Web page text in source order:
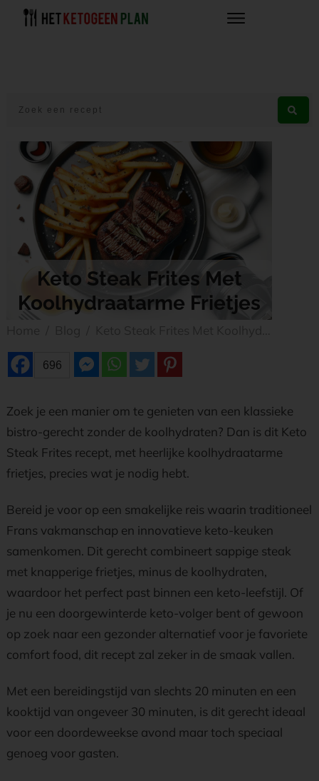
Keto Steak Frites Met
Koolhydraatarme Frietjes
696
Zoek je een manier om te genieten van een klassieke
bistro-gerecht zonder de koolhydraten? Dan is dit Keto
Steak Frites recept, met heerlijke koolhydraatarme
frietjes, precies wat je nodig hebt.
Bereid je voor op een smakelijke reis waarin traditioneel
Frans vakmanschap en innovatieve keto-keuken
samenkomen. Dit gerecht combineert sappige steak
met knapperige frietjes, minus de koolhydraten,
waardoor het perfect past binnen een keto-leefstijl. Of
je nu een doorgewinterde keto-volger bent of gewoon
op zoek naar een gezonder alternatief voor je favoriete
comfort food, dit recept zal zeker in de smaak vallen.
Met een bereidingstijd van slechts 20 minuten en een
kooktijd van ongeveer 30 minuten, is dit gerecht ideaal
voor een doordeweekse avond maar toch speciaal
genoeg voor gasten.